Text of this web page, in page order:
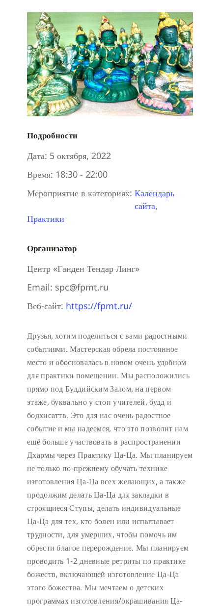
Подробности
Дата: 5 октября, 2022
Время: 18:30 - 22:00
Мероприятие в категориях: Календарь
сайта,
Практики
Организатор
Центр «Ганден Тендар Линг»
Email: spc@fpmt.ru
Веб-сайт: https://fpmt.ru/
Друзья, хотим поделиться с вами радостными
событиями. Мастерская обрела постоянное
место и обосновалась в новом очень удобном
для практики помещении. Мы расположились
прямо под Буддийским Залом, на первом
этаже, буквально у стоп учителей, будд и
бодхисаттв. Это для нас очень радостное
событие и мы надеемся, что это позволит нам
ещё больше участвовать в распространении
Дхармы через Практику Ца-Ца. Мы планируем
не только по-прежнему обучать технике
изготовления Ца-Ца всех желающих, а также
продолжим делать Ца-Ца для закладки в
строящиеся Ступы, делать индивидуальные
Ца-Ца для тех, кто болен или испытывает
трудности, для умерших, чтобы помочь им
обрести благое перерождение. Мы планируем
проводить 1-2 дневные ретриты по практике
божеств, включающей изготовление Ца-Ца
этого божества. Мы мечтаем о детских
программах изготовления/окрашивания Ца-